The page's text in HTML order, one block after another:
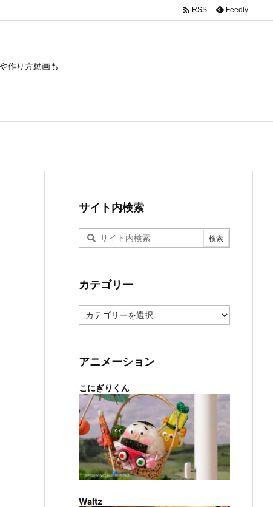
作り方動画も
 RSS Feedly
サイト内検索
カテゴリー
テ
ー
アニメーション
こにぎりくん
Waltz